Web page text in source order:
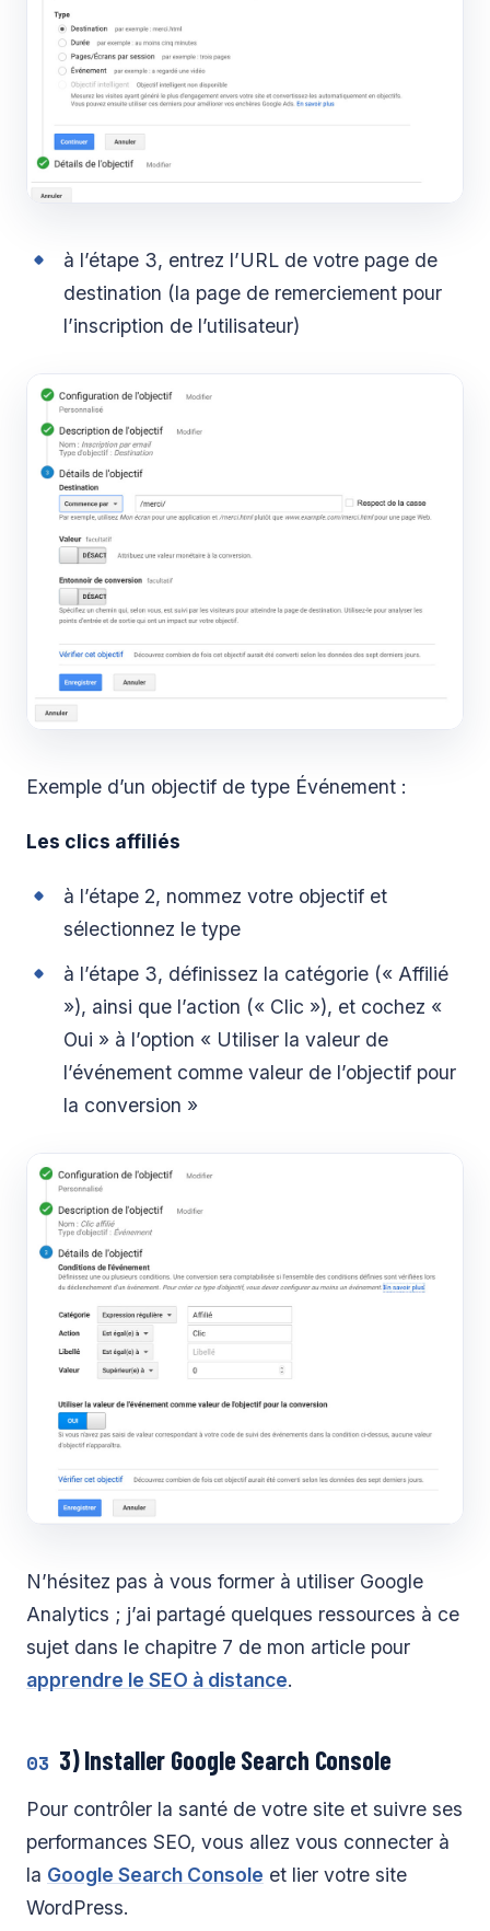
à l’étape 3, entrez l’URL de votre page de
destination (la page de remerciement pour
l’inscription de l’utilisateur)
Exemple d’un objectif de type Événement :
Les clics affiliés
à l’étape 2, nommez votre objectif et
sélectionnez le type
à l’étape 3, définissez la catégorie (« Affilié
»), ainsi que l’action (« Clic »), et cochez «
Oui » à l’option « Utiliser la valeur de
l’événement comme valeur de l’objectif pour
la conversion »
N’hésitez pas à vous former à utiliser Google
Analytics ; j’ai partagé quelques ressources à ce
sujet dans le chapitre 7 de mon article pour
apprendre le SEO à distance.
03 3) Installer Google Search Console
Pour contrôler la santé de votre site et suivre ses
performances SEO, vous allez vous connecter à
la Google Search Console et lier votre site
WordPress.